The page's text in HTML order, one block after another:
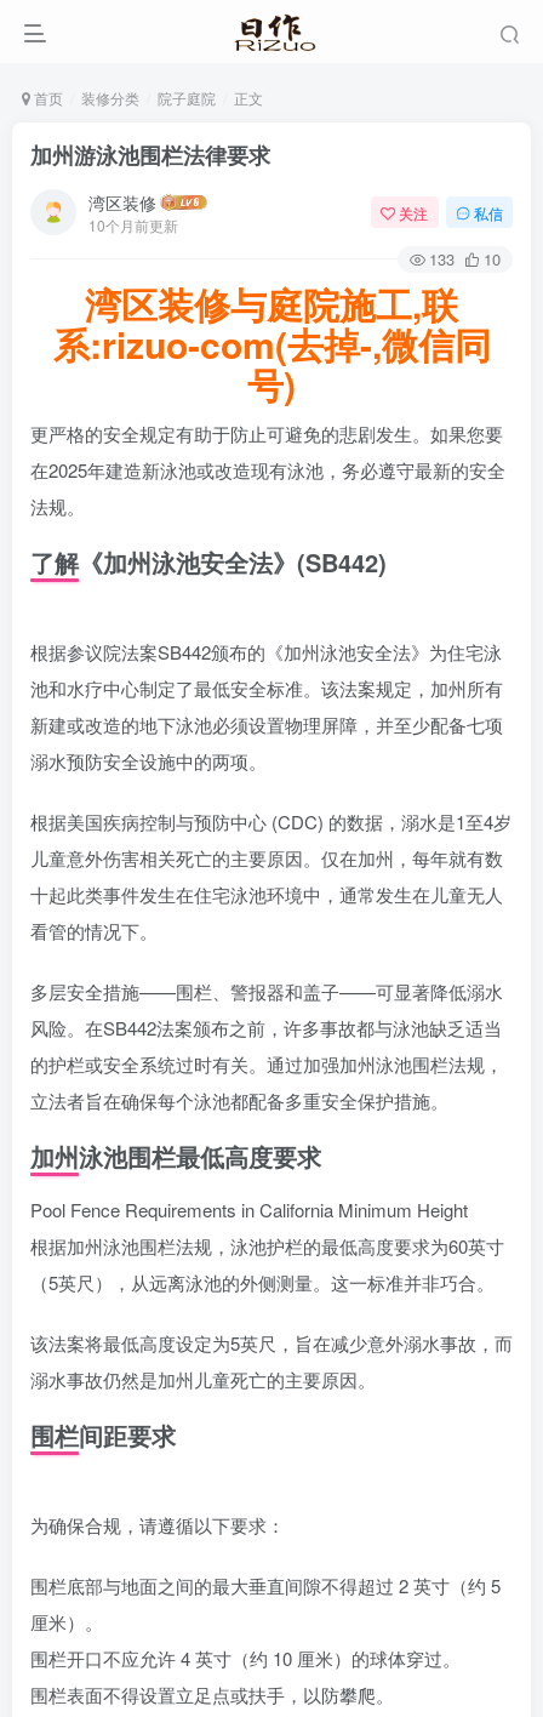
首页 装修分类 院子庭院 正文
加州游泳池围栏法律要求
湾区装修
10个月前更新
关注 私信
133 10
湾区装修与庭院施工,联
系:rizuo-com(去掉-,微信同
号)
更严格的安全规定有助于防止可避免的悲剧发生。如果您要
在2025年建造新泳池或改造现有泳池，务必遵守最新的安全
法规。
了解《加州泳池安全法》(SB442)
根据参议院法案SB442颁布的《加州泳池安全法》为住宅泳
池和水疗中心制定了最低安全标准。该法案规定，加州所有
新建或改造的地下泳池必须设置物理屏障，并至少配备七项
溺水预防安全设施中的两项。
根据美国疾病控制与预防中心 (CDC) 的数据，溺水是1至4岁
儿童意外伤害相关死亡的主要原因。仅在加州，每年就有数
十起此类事件发生在住宅泳池环境中，通常发生在儿童无人
看管的情况下。
多层安全措施——围栏、警报器和盖子——可显著降低溺水
风险。在SB442法案颁布之前，许多事故都与泳池缺乏适当
的护栏或安全系统过时有关。通过加强加州泳池围栏法规，
立法者旨在确保每个泳池都配备多重安全保护措施。
加州泳池围栏最低高度要求
Pool Fence Requirements in California Minimum Height
根据加州泳池围栏法规，泳池护栏的最低高度要求为60英寸
（5英尺），从远离泳池的外侧测量。这一标准并非巧合。
该法案将最低高度设定为5英尺，旨在减少意外溺水事故，而
溺水事故仍然是加州儿童死亡的主要原因。
围栏间距要求
为确保合规，请遵循以下要求：
围栏底部与地面之间的最大垂直间隙不得超过 2 英寸（约 5
厘米）。
围栏开口不应允许 4 英寸（约 10 厘米）的球体穿过。
围栏表面不得设置立足点或扶手，以防攀爬。